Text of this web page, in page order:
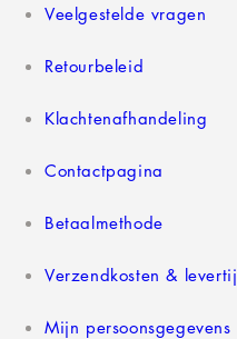
Veelgestelde vragen
Retourbeleid
Klachtenafhandeling
Contactpagina
Betaalmethode
Verzendkosten &
Mijn